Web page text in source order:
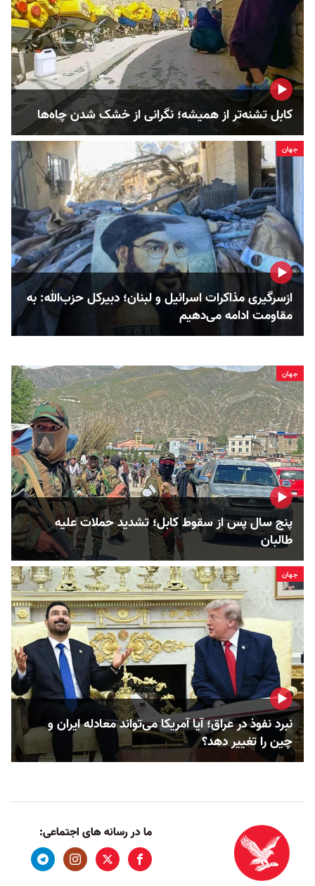
کابل تشنه‌تر از همیشه؛ نگرانی از خشک‌ شدن چاه‌ها
جهان
ازسرگیری مذاکرات اسرائیل و لبنان؛ دبیرکل حزب‌الله: به
مقاومت ادامه می‌دهیم
جهان
پنج سال پس از سقوط کابل؛ تشدید حملات علیه
طالبان
جهان
نبرد نفوذ در عراق؛ آیا آمریکا می‌تواند معادله ایران و
چین را تغییر دهد؟
ما در رسانه های اجتماعی: